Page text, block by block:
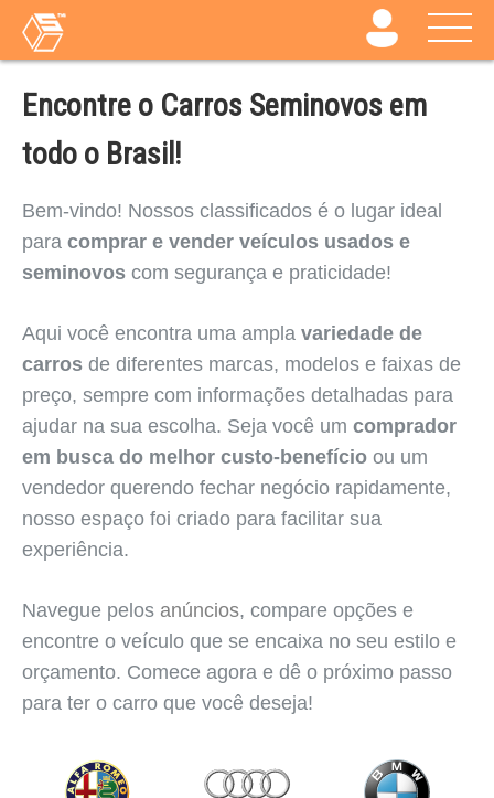
Encontre o Carros Seminovos em
todo o Brasil!
Bem-vindo! Nossos classificados é o lugar ideal
para comprar e vender veículos usados e
seminovos com segurança e praticidade!
Aqui você encontra uma ampla variedade de
carros de diferentes marcas, modelos e faixas de
preço, sempre com informações detalhadas para
ajudar na sua escolha. Seja você um comprador
em busca do melhor custo-benefício ou um
vendedor querendo fechar negócio rapidamente,
nosso espaço foi criado para facilitar sua
experiência.
Navegue pelos anúncios, compare opções e
encontre o veículo que se encaixa no seu estilo e
orçamento. Comece agora e dê o próximo passo
para ter o carro que você deseja!